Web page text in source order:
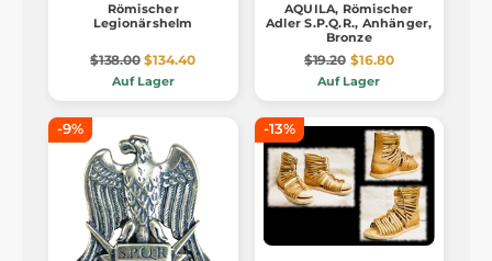
Römischer
Legionärshelm
$138.00 $134.40
Auf Lager
AQUILA, Römischer
Adler S.P.Q.R., Anhänger,
Bronze
$19.20 $16.80
Auf Lager
-9% -13%